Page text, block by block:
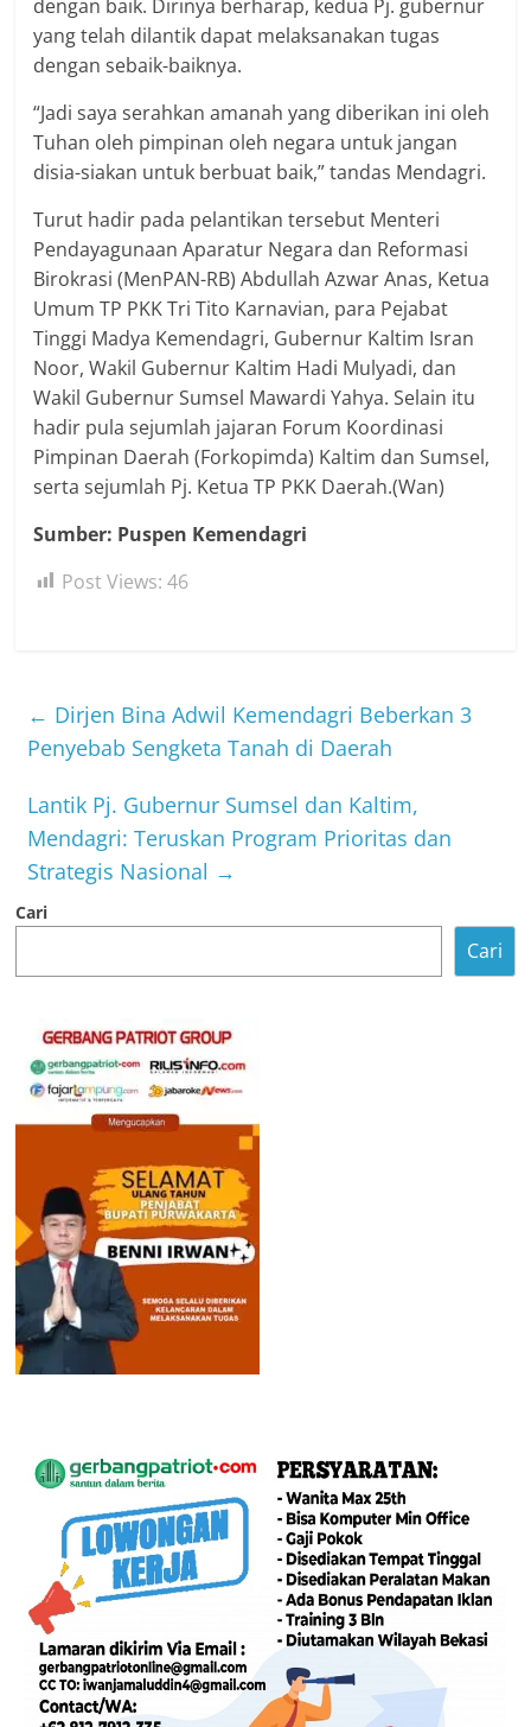
dengan baik. Dirinya berharap, kedua Pj. gubernur
yang telah dilantik dapat melaksanakan tugas
dengan sebaik-baiknya.
“Jadi saya serahkan amanah yang diberikan ini oleh
Tuhan oleh pimpinan oleh negara untuk jangan
disia-siakan untuk berbuat baik,” tandas Mendagri.
Turut hadir pada pelantikan tersebut Menteri
Pendayagunaan Aparatur Negara dan Reformasi
Birokrasi (MenPAN-RB) Abdullah Azwar Anas, Ketua
Umum TP PKK Tri Tito Karnavian, para Pejabat
Tinggi Madya Kemendagri, Gubernur Kaltim Isran
Noor, Wakil Gubernur Kaltim Hadi Mulyadi, dan
Wakil Gubernur Sumsel Mawardi Yahya. Selain itu
hadir pula sejumlah jajaran Forum Koordinasi
Pimpinan Daerah (Forkopimda) Kaltim dan Sumsel,
serta sejumlah Pj. Ketua TP PKK Daerah.(Wan)
Sumber: Puspen Kemendagri
Post Views: 46
← Dirjen Bina Adwil Kemendagri Beberkan 3
Penyebab Sengketa Tanah di Daerah
Lantik Pj. Gubernur Sumsel dan Kaltim,
Mendagri: Teruskan Program Prioritas dan
Strategis Nasional →
Cari
Cari